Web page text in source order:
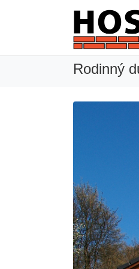
Rodinný